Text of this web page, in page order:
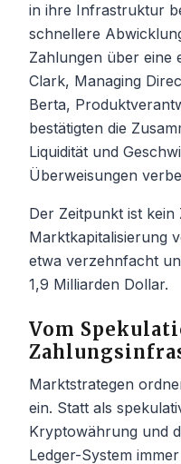
in ihre Infrastruktur
schnellere
Zahlungen über eine
Clark, Managing
Berta,
bestätigten die
Liquidität und
Überweisungen
Der Zeitpunkt ist kein
Marktkapitalisierung
etwa verzehnfacht
1,9 Milliarden Dollar.
Vom
Marktstrategen
ein. Statt als
Kryptowährung und
Ledger-System